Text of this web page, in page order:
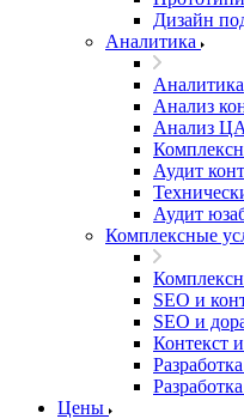
Дизайн
Аналитика
Аналитика
Анализ
Анализ ЦА
Аудит
Аудит
Комплексные
SEO и
SEO и
Контекст
Цены